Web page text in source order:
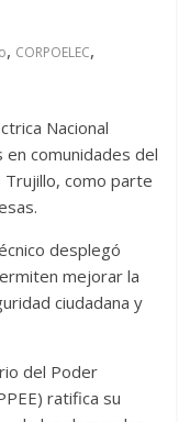
, CORPOELEC,
Nacional
en comunidades del
Trujillo, como parte
desplegó
mejorar la
ciudadana y
del Poder
ratifica su